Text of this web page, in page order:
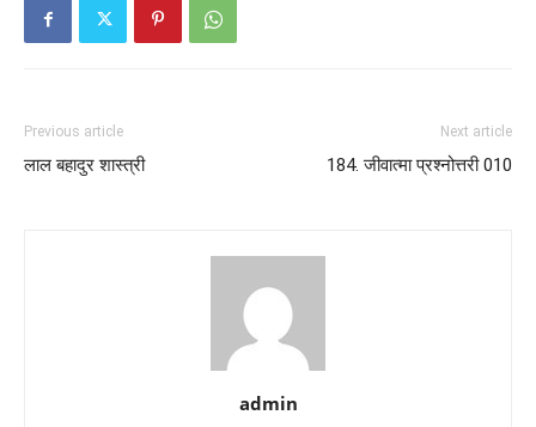
Previous article
लाल बहादुर शास्त्री
Next article
184. जीवात्मा प्रश्नोत्तरी 010
admin